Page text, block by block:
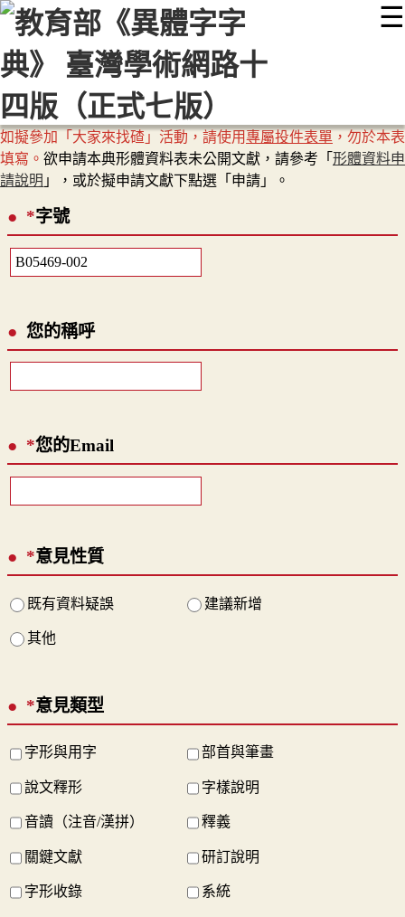
☰
::: 最新消息 常見問題 編輯說明
顯示模式
網站導覽
如擬參加「大家來找碴」活動，請使用專屬投件表單 ，勿於本表
填寫。 欲申請本典形體資料表未公開文獻，請參考「 形體資料申
請說明 」，或於擬申請文獻下點選「申請」。
*字號
您的稱呼
*您的Email
*意見性質
既有資料疑誤 建議新增
其他
*意見類型
字形與用字 部首與筆畫
說文釋形 字樣說明
音讀（注音/漢拼） 釋義
關鍵文獻 研訂說明
字形收錄 系統